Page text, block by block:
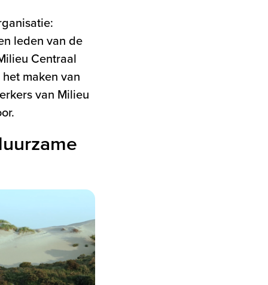
leden van de
Centraal
maken van
van Milieu